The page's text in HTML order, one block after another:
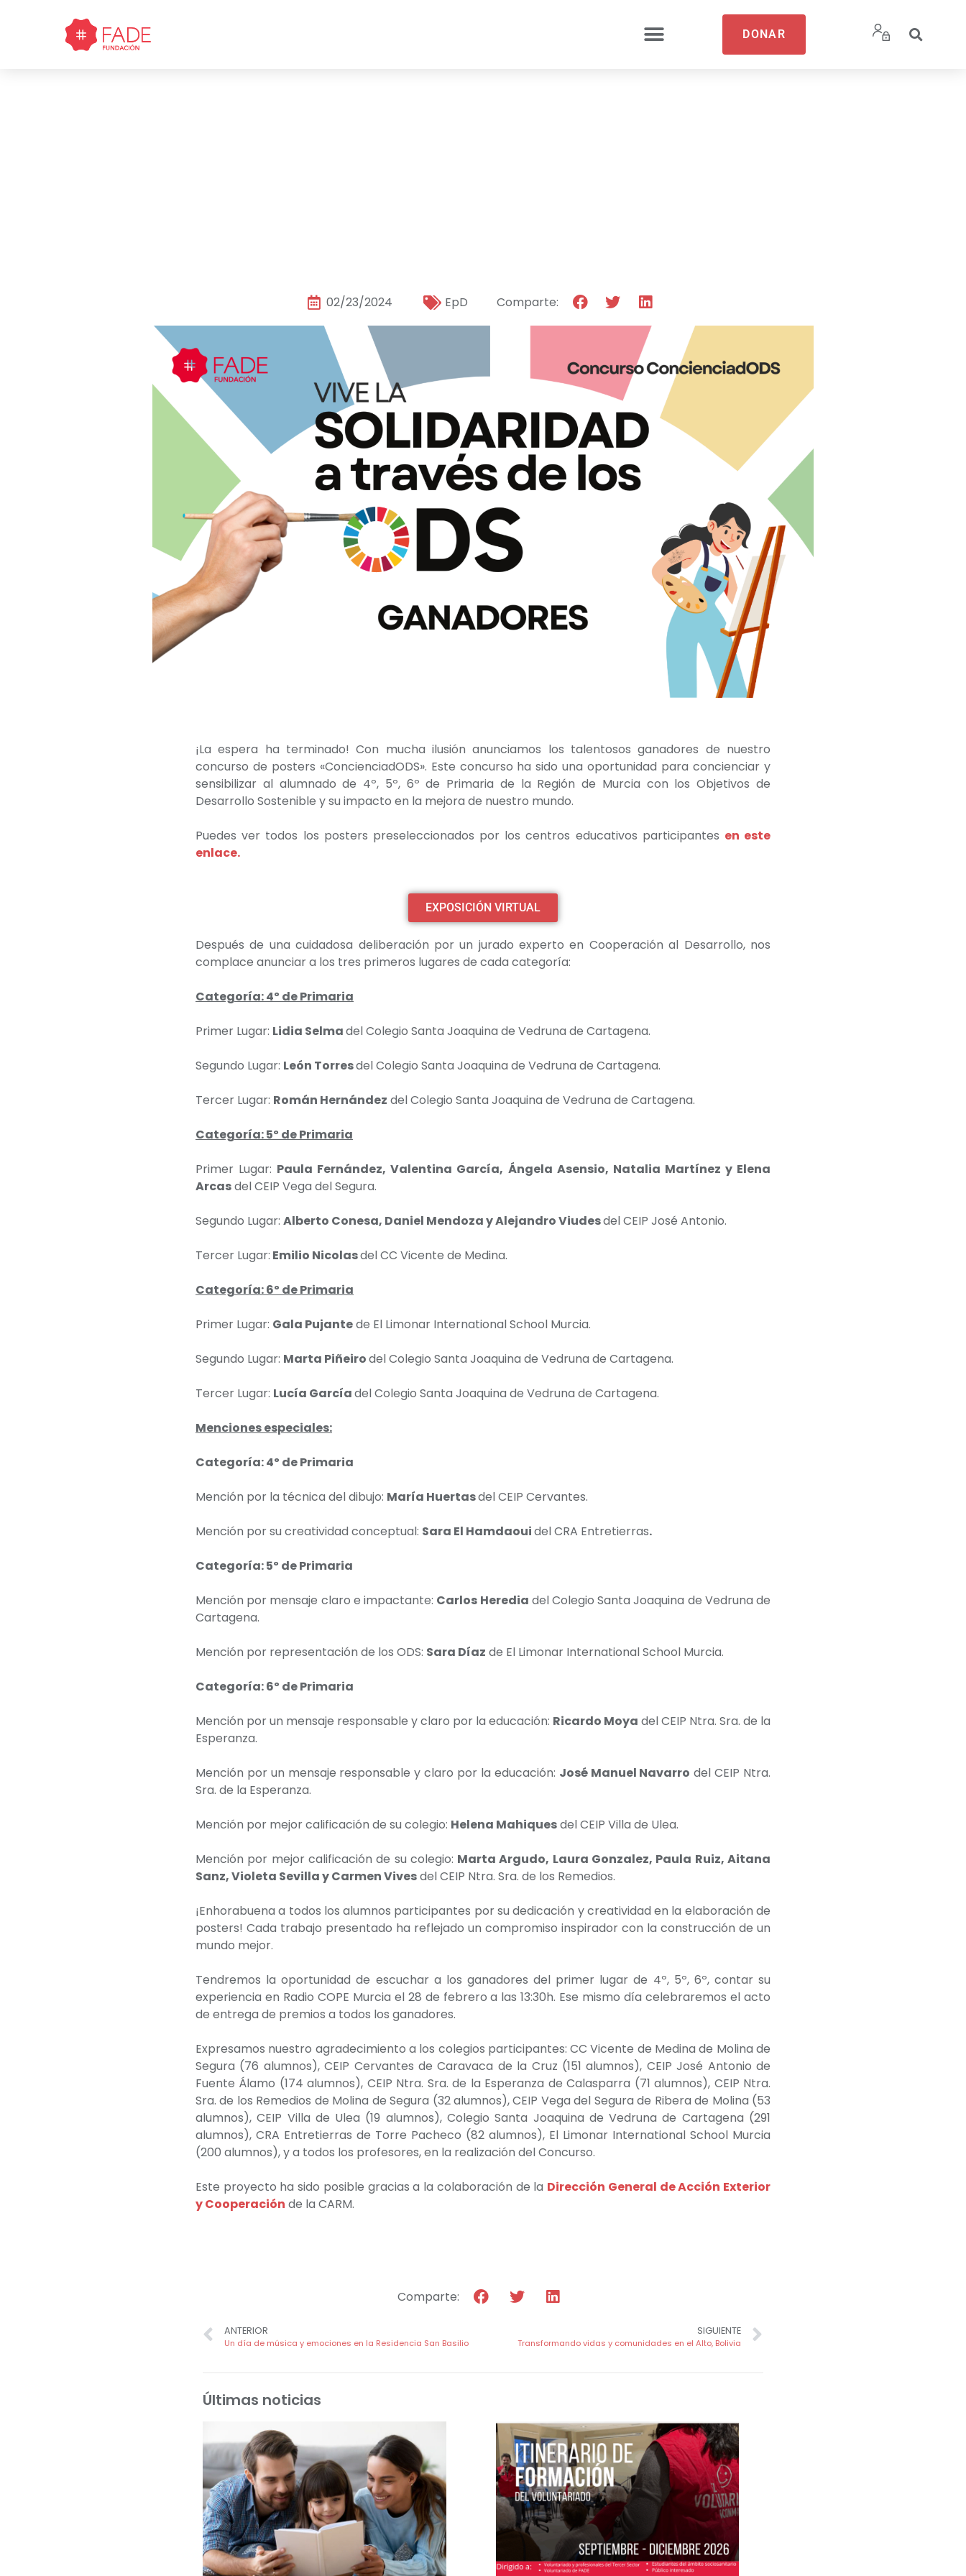
DONAR
02/23/2024 EpD Comparte:
¡La espera ha terminado! Con mucha ilusión anunciamos los talentosos ganadores de nuestro
concurso de posters «ConcienciadODS». Este concurso ha sido una oportunidad para concienciar y
sensibilizar al alumnado de 4º, 5º, 6º de Primaria de la Región de Murcia con los Objetivos de
Desarrollo Sostenible y su impacto en la mejora de nuestro mundo.
Puedes ver todos los posters preseleccionados por los centros educativos participantes en este
enlace.
EXPOSICIÓN VIRTUAL
Después de una cuidadosa deliberación por un jurado experto en Cooperación al Desarrollo, nos
complace anunciar a los tres primeros lugares de cada categoría:
Categoría: 4º de Primaria
Primer Lugar: Lidia Selmadel Colegio Santa Joaquina de Vedruna de Cartagena.
Segundo Lugar: León Torresdel Colegio Santa Joaquina de Vedruna de Cartagena.
Tercer Lugar: Román Hernández del Colegio Santa Joaquina de Vedruna de Cartagena.
Categoría: 5º de Primaria
Primer Lugar: Paula Fernández, Valentina García, Ángela Asensio, Natalia Martínez y Elena
Arcasdel CEIP Vega del Segura.
Segundo Lugar: Alberto Conesa, Daniel Mendoza y Alejandro Viudesdel CEIP José Antonio.
Tercer Lugar: Emilio Nicolasdel CC Vicente de Medina.
Categoría: 6º de Primaria
Primer Lugar: Gala Pujantede El Limonar International School Murcia.
Segundo Lugar: Marta Piñeirodel Colegio Santa Joaquina de Vedruna de Cartagena.
Tercer Lugar: Lucía Garcíadel Colegio Santa Joaquina de Vedruna de Cartagena.
Menciones especiales:
Categoría: 4º de Primaria
Mención por la técnica del dibujo: María Huertasdel CEIP Cervantes.
Mención por su creatividad conceptual: Sara El Hamdaouidel CRA Entretierras.
Categoría: 5º de Primaria
Mención por mensaje claro e impactante: Carlos Heredia del Colegio Santa Joaquina de Vedruna de
Cartagena.
Mención por representación de los ODS: Sara Díaz de El Limonar International School Murcia.
Categoría: 6º de Primaria
Mención por un mensaje responsable y claro por la educación: Ricardo Moya del CEIP Ntra. Sra. de la
Esperanza.
Mención por un mensaje responsable y claro por la educación: José Manuel Navarro del CEIP Ntra.
Sra. de la Esperanza.
Mención por mejor calificación de su colegio: Helena Mahiquesdel CEIP Villa de Ulea.
Mención por mejor calificación de su colegio: Marta Argudo, Laura Gonzalez, Paula Ruiz, Aitana
Sanz, Violeta Sevilla y Carmen Vivesdel CEIP Ntra. Sra. de los Remedios.
¡Enhorabuena a todos los alumnos participantes por su dedicación y creatividad en la elaboración de
posters! Cada trabajo presentado ha reflejado un compromiso inspirador con la construcción de un
mundo mejor.
Tendremos la oportunidad de escuchar a los ganadores del primer lugar de 4º, 5º, 6º, contar su
experiencia en Radio COPE Murcia el 28 de febrero a las 13:30h. Ese mismo día celebraremos el acto
de entrega de premios a todos los ganadores.
Expresamos nuestro agradecimiento a los colegios participantes: CC Vicente de Medina de Molina de
Segura (76 alumnos), CEIP Cervantes de Caravaca de la Cruz (151 alumnos), CEIP José Antonio de
Fuente Álamo (174 alumnos), CEIP Ntra. Sra. de la Esperanza de Calasparra (71 alumnos), CEIP Ntra.
Sra. de los Remedios de Molina de Segura (32 alumnos),CEIP Vega del Segura de Ribera de Molina (53
alumnos), CEIP Villa de Ulea (19 alumnos), Colegio Santa Joaquina de Vedruna de Cartagena (291
alumnos), CRA Entretierras de Torre Pacheco (82 alumnos), El Limonar International School Murcia
(200 alumnos), y a todos los profesores, en la realización del Concurso.
Este proyecto ha sido posible gracias a la colaboración de la Dirección General de Acción Exterior
y Cooperación de la CARM.
Comparte:
ANTERIOR
Un día de música y emociones en la Residencia San Basilio
SIGUIENTE
Transformando vidas y comunidades en el Alto, Bolivia
Últimas noticias